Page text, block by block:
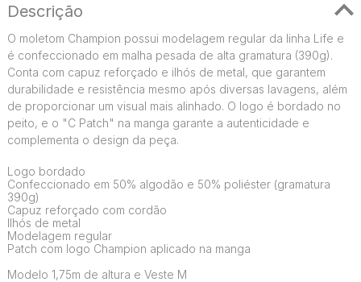
Descrição
O moletom Champion possui modelagem regular da linha Life e
é confeccionado em malha pesada de alta gramatura (390g).
Conta com capuz reforçado e ilhós de metal, que garantem
durabilidade e resistência mesmo após diversas lavagens, além
de proporcionar um visual mais alinhado. O logo é bordado no
peito, e o "C Patch" na manga garante a autenticidade e
complementa o design da peça.
Logo bordado
Confeccionado em 50% algodão e 50% poliéster (gramatura
390g)
Capuz reforçado com cordão
Ilhós de metal
Modelagem regular
Patch com logo Champion aplicado na manga
Modelo 1,75m de altura e Veste M